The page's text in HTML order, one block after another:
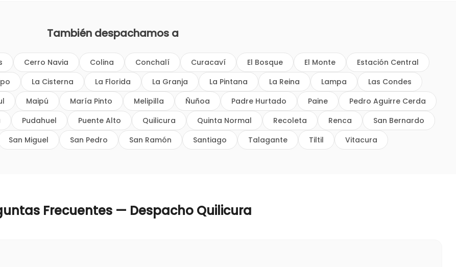
También despachamos a
Cerro Navia Colina Conchalí Curacaví El Bosque El Monte
Estación Central
La Cisterna La Florida La Granja La Pintana La Reina Lampa
Las Condes
Maipú María Pinto Melipilla Ñuñoa Padre Hurtado Paine
Pedro Aguirre Cerda
Pudahuel Puente Alto Quilicura Quinta Normal Recoleta Renca
San Bernardo
San Miguel San Pedro San Ramón Santiago Talagante Tiltil Vitacura
Frecuentes — Despacho Quilicura